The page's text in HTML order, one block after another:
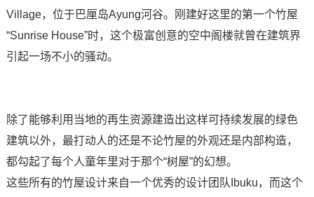
Village，位于巴厘岛Ayung河谷。刚建好这里的第一个竹屋
“Sunrise House”时，这个极富创意的空中阁楼就曾在建筑界
引起一场不小的骚动。
除了能够利用当地的再生资源建造出这样可持续发展的绿色
建筑以外，最打动人的还是不论竹屋的外观还是内部构造，
都勾起了每个人童年里对于那个“树屋”的幻想。
这些所有的竹屋设计来自一个优秀的设计团队Ibuku，而这个